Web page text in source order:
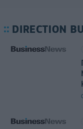
DIRECTION